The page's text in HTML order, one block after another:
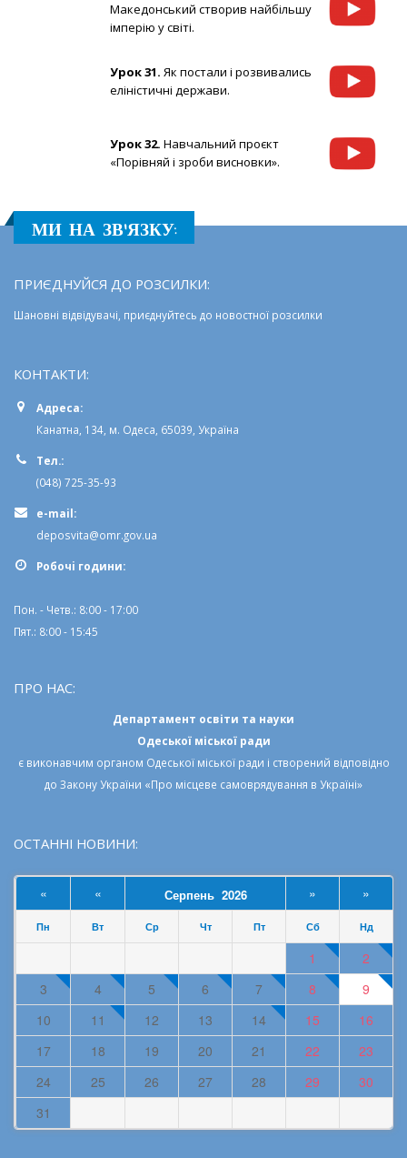
Македонський створив найбільшу
імперію у світі.
Урок 31. Як постали і розвивались
еліністичні держави.
Урок 32. Навчальний проєкт
«Порівняй і зроби висновки».
МИ НА ЗВ'ЯЗКУ:
ПРИЄДНУЙСЯ ДО РОЗСИЛКИ:
Шановні відвідувачі, приєднуйтесь до новостної розсилки
КОНТАКТИ:
Адреса:
Канатна, 134, м. Одеса, 65039, Україна
Тел.:
(048) 725-35-93
e-mail:
deposvita@omr.gov.ua
Робочi години:
Пон. - Четв.: 8:00 - 17:00
Пят.: 8:00 - 15:45
ПРО НАС:
Департамент освіти та науки
Одеської міської ради
є виконавчим органом Одеської міської ради і створений відповідно
до Закону України «Про місцеве самоврядування в Україні»
ОСТАННІ НОВИНИ:
« « Серпень 2026 » »
Пн Вт Ср Чт Пт Сб Нд
1
2
3
4 5 6 7 8
9
10
11 12 13 14 15
16
17
18 19 20 21 22
23
24
25 26 27 28 29
30
31